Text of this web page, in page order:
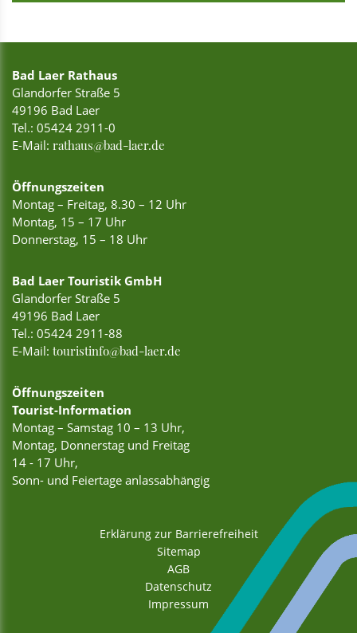
Bad Laer Rathaus
Glandorfer Straße 5
49196 Bad Laer
Tel.: 05424 2911-0
E-Mail: rathaus@bad-laer.de
Öffnungszeiten
Montag – Freitag, 8.30 – 12 Uhr
Montag, 15 – 17 Uhr
Donnerstag, 15 – 18 Uhr
Bad Laer Touristik GmbH
Glandorfer Straße 5
49196 Bad Laer
Tel.: 05424 2911-88
E-Mail: touristinfo@bad-laer.de
Öffnungszeiten
Tourist-Information
Montag – Samstag 10 – 13 Uhr,
Montag, Donnerstag und Freitag
14 - 17 Uhr,
Sonn- und Feiertage anlassabhängig
Erklärung zur Barrierefreiheit
Sitemap
AGB
Datenschutz
Impressum